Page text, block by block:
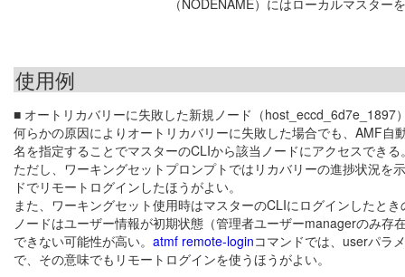
（NODENAME）にはローカルマスター
使用例
■ オートリカバリーに失敗した新規ノード（host_eccd_6d7e_1897
何らかの原因によりオートリカバリーに失敗した場合でも、AMF
名を指定することでマスターのCLIから該当ノードにアクセスできる
ただし、ワーキングセットプロンプトではリカバリーの進捗状況
ドでリモートログインしたほうがよい。
また、ワーキングセット使用時はマスターのCLIにログインしたと
ノードはユーザー情報が初期状態（管理者ユーザーmanagerのみ
できない可能性が高い。 atmf remote-loginコマンドでは、userパラ
で、その意味でもリモートログインを使うほうがよい。